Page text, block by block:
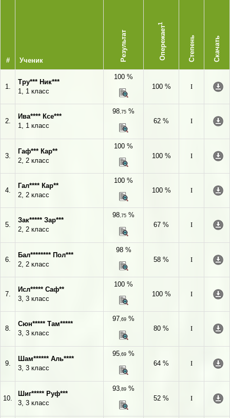
# Ученик Результат Опережает
1
Степень Скачать
1.
Тру*** Ник***
1, 1 класс
100 %
100 %
I
2.
Ива**** Ксе***
1, 1 класс
98,75 %
62 %
I
3.
Гаф*** Кар**
2, 2 класс
100 %
100 %
I
4.
Гал**** Кар**
2, 2 класс
100 %
100 %
I
5.
Зак***** Зар***
2, 2 класс
98,75 %
67 %
I
6.
Бал******** Пол***
2, 2 класс
98 %
58 %
I
7.
Исл***** Саф**
3, 3 класс
100 %
100 %
I
8.
Сюн***** Там*****
3, 3 класс
97,69 %
80 %
I
9.
Шам****** Аль****
3, 3 класс
95,69 %
64 %
I
10.
Шиг***** Руф***
3, 3 класс
93,89 %
52 %
I